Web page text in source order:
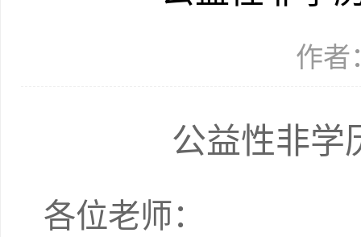
作者
公益性非学
各位老师：